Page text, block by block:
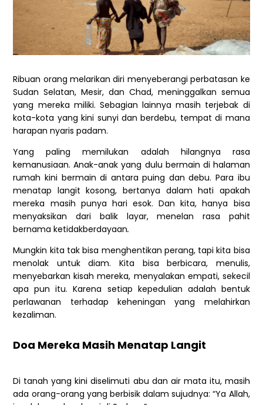
Ribuan orang melarikan diri menyeberangi perbatasan ke
Sudan Selatan, Mesir, dan Chad, meninggalkan semua
yang mereka miliki. Sebagian lainnya masih terjebak di
kota-kota yang kini sunyi dan berdebu, tempat di mana
harapan nyaris padam.
Yang paling memilukan adalah hilangnya rasa
kemanusiaan. Anak-anak yang dulu bermain di halaman
rumah kini bermain di antara puing dan debu. Para ibu
menatap langit kosong, bertanya dalam hati apakah
mereka masih punya hari esok. Dan kita, hanya bisa
menyaksikan dari balik layar, menelan rasa pahit
bernama ketidakberdayaan.
Mungkin kita tak bisa menghentikan perang, tapi kita bisa
menolak untuk diam. Kita bisa berbicara, menulis,
menyebarkan kisah mereka, menyalakan empati, sekecil
apa pun itu. Karena setiap kepedulian adalah bentuk
perlawanan terhadap keheningan yang melahirkan
kezaliman.
Doa Mereka Masih Menatap Langit
Di tanah yang kini diselimuti abu dan air mata itu, masih
ada orang-orang yang berbisik dalam sujudnya: “Ya Allah,